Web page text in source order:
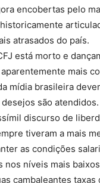
encobertas pelo
atrasados do país.
está morto e
mais
mídia brasileira
são
discurso de
tiveram a mais
as condições
nos níveis mais
cambaleantes taxas